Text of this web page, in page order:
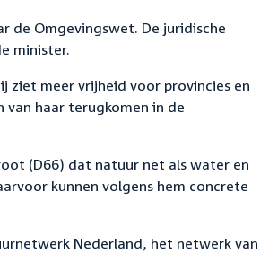
de Omgevingswet. De juridische
minister.
ziet meer vrijheid voor provincies en
haar terugkomen in de
(D66) dat natuur net als water en
kunnen volgens hem concrete
Nederland, het netwerk van